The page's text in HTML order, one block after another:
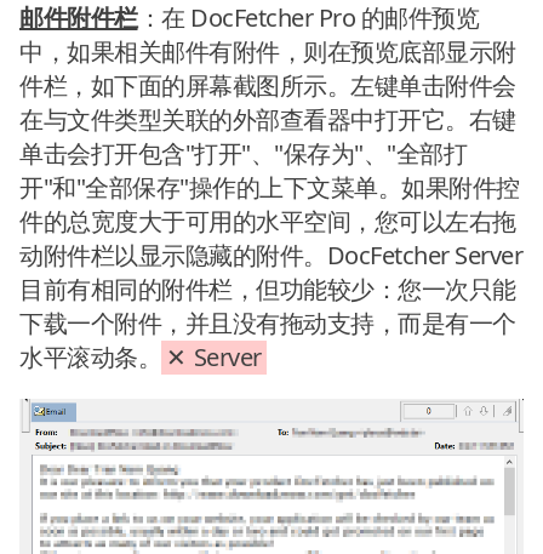
邮件附件栏：在 DocFetcher Pro 的邮件预览
中，如果相关邮件有附件，则在预览底部显示附
件栏，如下面的屏幕截图所示。左键单击附件会
在与文件类型关联的外部查看器中打开它。右键
单击会打开包含"打开"、"保存为"、"全部打
开"和"全部保存"操作的上下文菜单。如果附件控
件的总宽度大于可用的水平空间，您可以左右拖
动附件栏以显示隐藏的附件。DocFetcher Server
目前有相同的附件栏，但功能较少：您一次只能
下载一个附件，并且没有拖动支持，而是有一个
水平滚动条。
Server